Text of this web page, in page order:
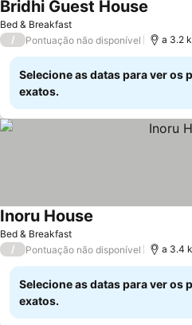
Bed & Breakfast
Bridhi Guest House
/ Pontuação não disponível a 3.2
Selecione as datas para ver os
exatos.
Bed & Breakfast
Inoru House
/ Pontuação não disponível a 3.4
Selecione as datas para ver os
exatos.